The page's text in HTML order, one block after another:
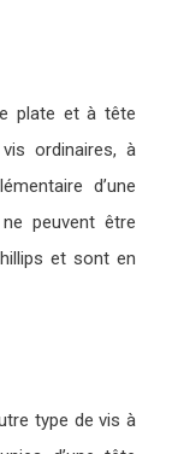
plate et à tête
ordinaires, à
d’une
peuvent être
et sont en
type de vis à